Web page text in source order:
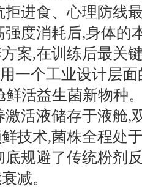
拒进食、心理防线
强度消耗后,身体的
案,在训练后最关
一个工业设计层
鲜活益生菌新物种
激活液储存于液舱,
技术,菌株全程处
底规避了传统粉剂
减。